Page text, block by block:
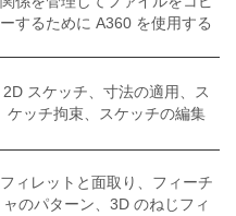
ーするために A360 を使用する
2D スケッチ、寸法の適用、ス
ケッチ拘束、スケッチの編集
フィレットと面取り、フィーチ
ャのパターン、3D のねじフィ